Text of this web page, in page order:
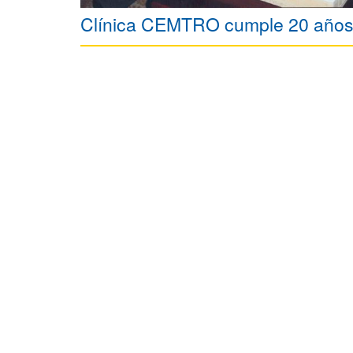
Clínica CEMTRO cumple 20 años